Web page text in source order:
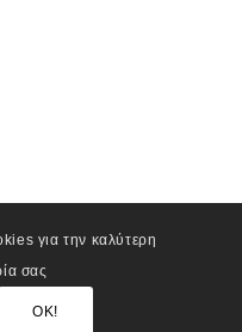
για την καλύτερη
σας
OK!